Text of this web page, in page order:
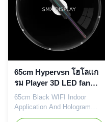
65cm Hypervsn โฮโลแก
รม Player 3D LED fan
ความละเอียด 512 x 512
สำหรับการโฆษณา
65cm Black WIFI Indoor
Application And Hologram
Player,3D Holographic